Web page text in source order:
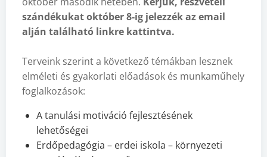
szándékukat október 8-ig jelezzék az email
alján található linkre kattintva.
Terveink szerint a következő témákban lesznek
elméleti és gyakorlati előadások és munkaműhely
foglalkozások:
A tanulási motiváció fejlesztésének
lehetőségei
Erdőpedagógia – erdei iskola – környezeti